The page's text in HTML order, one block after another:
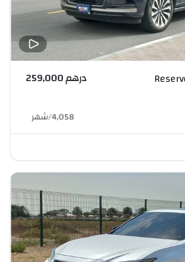
درهم 259,000
4,058
/شهر